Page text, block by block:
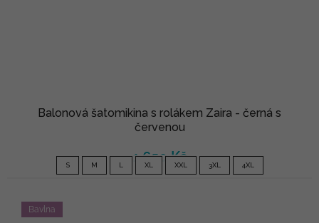
Balonová šatomikina s rolákem Zaira - černá s
červenou
1 650 Kč
S M L XL XXL 3XL 4XL
Bavlna